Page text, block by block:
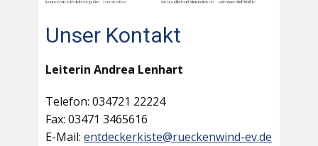
Unser Kontakt
Leiterin Andrea Lenhart
Telefon: 034721 22224
Fax: 03471 3465616
E-Mail: entdeckerkiste@rueckenwind-ev.de